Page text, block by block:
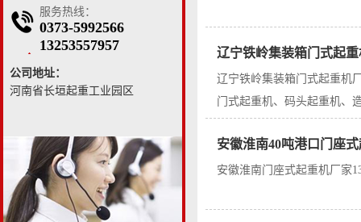
服务热线：
0373-5992566
13253557957
公司地址：
河南省长垣起重工业园区
辽宁铁岭集装箱门式起
辽宁铁岭集装箱门式起重机
门式起重机、码头起重机、
安徽淮南40吨港口门座
安徽淮南门座式起重机厂家